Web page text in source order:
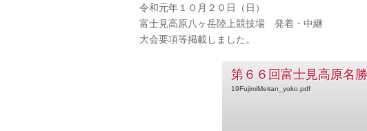
令和元年１０月２０日（日）
富士見高原八ヶ岳陸上競技場 発着・中継
大会要項等掲載しました。
第６６回富士見高原名
19FujimiMeitan_yoko.pdf